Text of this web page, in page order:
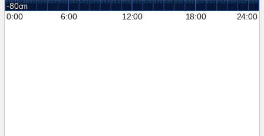
-80
0:00
6:00 12:00 18:00 24:00